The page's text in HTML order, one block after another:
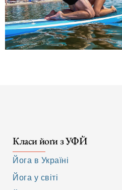
Класи йоґи з УФЙ
Йога в Україні
Йога у світі